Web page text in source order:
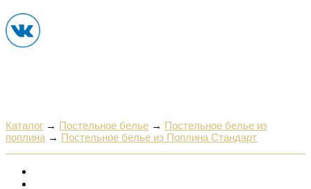
Каталог → Постельное белье → Постельное белье из
поплина → Постельное белье из Поплина Стандарт